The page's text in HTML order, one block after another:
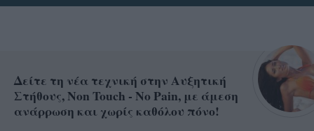
Δείτε τη νέα τεχνική στην Αυξητική
Στήθους, Non Touch - No Pain, με άμεση
ανάρρωση και χωρίς καθόλου πόνο!